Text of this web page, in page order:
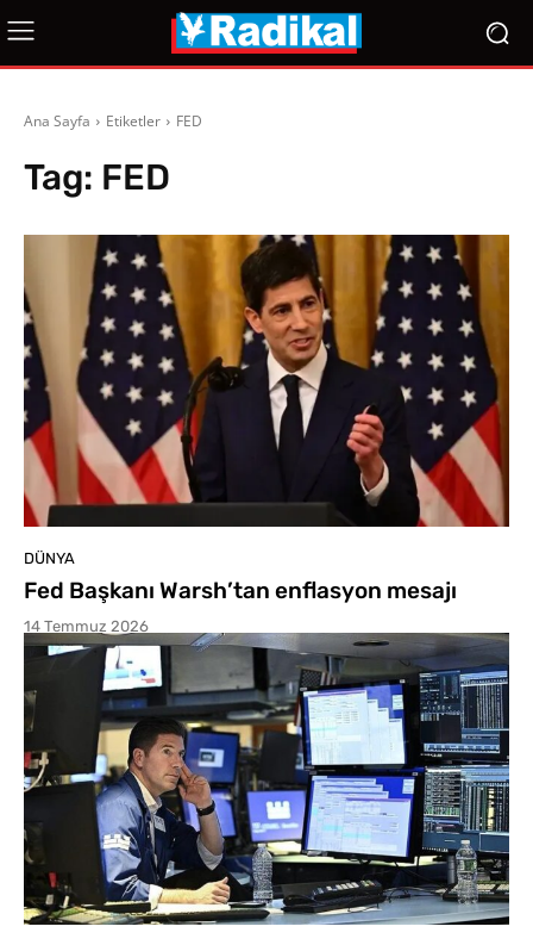
Ana Sayfa Etiketler FED
Tag: FED
DÜNYA
Fed Başkanı Warsh’tan enflasyon mesajı
14 Temmuz 2026